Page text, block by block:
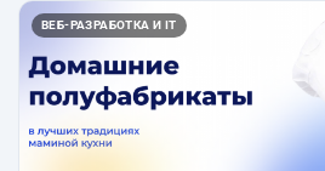
ВЕБ-РАЗРАБОТКА И IT